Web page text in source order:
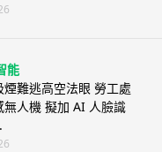
能
煙難逃高空法眼 勞工處
無人機 擬加 AI 人臉識